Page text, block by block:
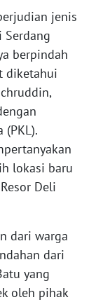
jenis
berpindah
diketahui
(PKL).
lokasi baru
Deli
dari warga
dari
yang
oleh pihak